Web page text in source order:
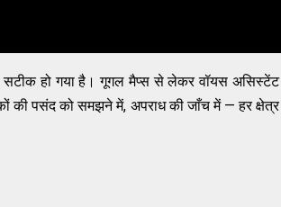
सटीक हो गया है। गूगल मैप्स से लेकर वॉयस असिस्टेंट
की पसंद को समझने में, अपराध की जाँच में — हर क्षेत्र